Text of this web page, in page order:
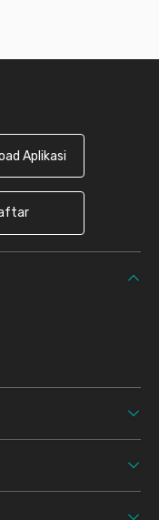
Aplikasi